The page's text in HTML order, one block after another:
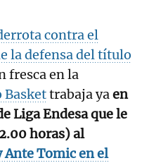
contra el
la defensa del título
fresca en la
Baskettrabaja yaen
Liga Endesa que le
horas) al
Ante Tomic en el